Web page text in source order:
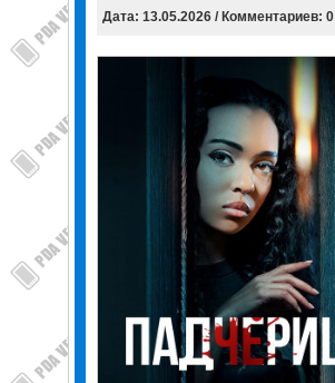
Дата: 13.05.2026 / Комментариев: 0